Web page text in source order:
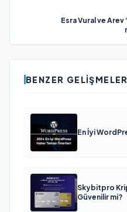
Esra Vural ve Arev
BENZER GELIŞMELER
En İyi
Skybitpro
Güvenilir mi?